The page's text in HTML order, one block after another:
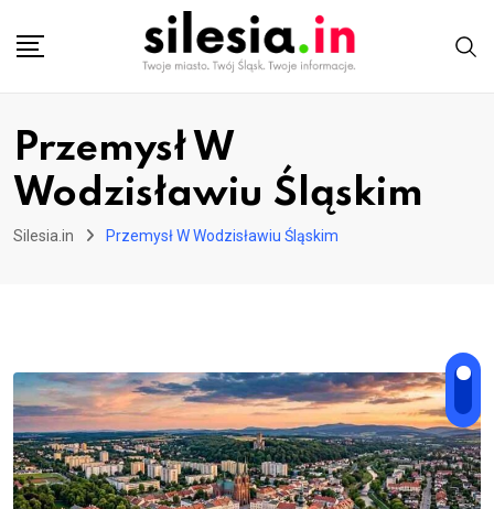
Przemysł W
Wodzisławiu Śląskim
Silesia.in Przemysł W Wodzisławiu Śląskim